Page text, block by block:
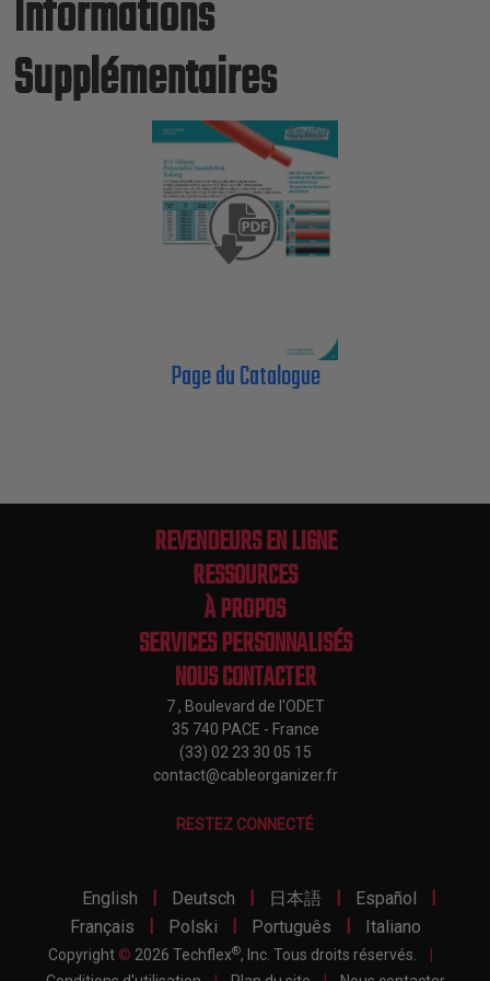
Informations
Supplémentaires
Page du Catalogue
REVENDEURS EN LIGNE
RESSOURCES
À PROPOS
SERVICES PERSONNALISÉS
NOUS CONTACTER
7 , Boulevard de l'ODET
35 740 PACE - France
(33) 02 23 30 05 15
contact@cableorganizer.fr
RESTEZ CONNECTÉ
English Deutsch 日本語 Español
Français
Polski Português Italiano
Copyright © 2026 Techflex®, Inc. Tous droits réservés.